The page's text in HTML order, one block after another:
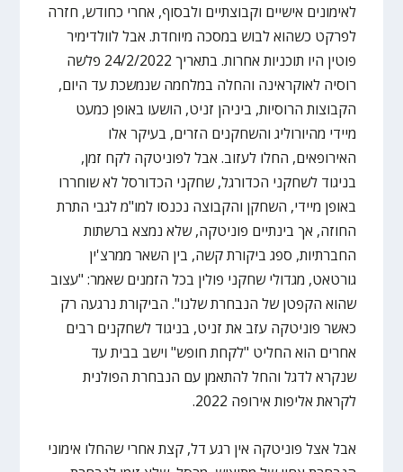
לאימונים אישיים וקבוצתיים ולבסוף, אחרי כחודש, חזרה
לפרקט כשהוא לבוש במסכה מיוחדת. אבל לוולדימיר
פוטין היו תוכניות אחרות. בתאריך 24/2/2022 פלשה
רוסיה לאוקראינה והחלה במלחמה שנמשכת עד היום,
הקבוצות הרוסיות, ביניהן זניט, הושעו באופן כמעט
מיידי מהיורוליג והשחקנים הזרים, בעיקר אלו
האירופאים, החלו לעזוב. אבל לפוניטקה לקח זמן,
בניגוד לשחקני הכדורגל, שחקני הכדורסל לא שוחררו
באופן מיידי, השחקן והקבוצה נכנסו למו"מ לגבי התרת
החוזה, אך בינתיים פוניטקה, שלא נמצא ברשתות
החברתיות, ספג ביקורת קשה, בין השאר ממרצ'ין
גורטאט, מגדולי שחקני פולין בכל הזמנים שאמר: "עצוב
שהוא הקפטן של הנבחרת שלנו". הביקורת נרגעה רק
כאשר פוניטקה עזב את זניט, בניגוד לשחקנים רבים
אחרים הוא החליט "לקחת חופש" וישב בבית עד
שנקרא לדגל והחל להתאמן עם הנבחרת הפולנית
לקראת אליפות אירופה 2022.
אבל אצל פוניטקה אין רגע דל, קצת אחרי שהחלו אימוני